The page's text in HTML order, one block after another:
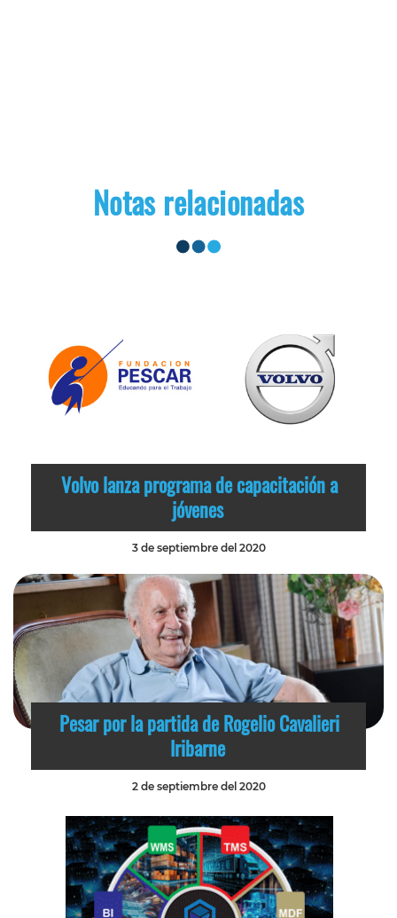
Notas relacionadas
Volvo lanza programa de capacitación a
jóvenes
3 de septiembre del 2020
Pesar por la partida de Rogelio Cavalieri
Iribarne
2 de septiembre del 2020